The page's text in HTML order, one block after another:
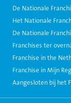
De Nationale
Het Nationale
De Nationale
Franchises ter
Franchise in the
Franchise in Mijn
Aangesloten bij het